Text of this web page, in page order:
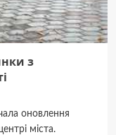
з
оновлення
міста.